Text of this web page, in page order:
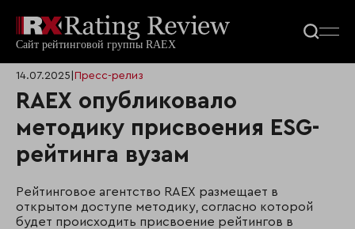
14.07.2025 Пресс-релиз
RAEX опубликовало
методику присвоения ESG-
рейтинга вузам
Рейтинговое агентство RAEX размещает в
открытом доступе методику, согласно которой
будет происходить присвоение рейтингов в